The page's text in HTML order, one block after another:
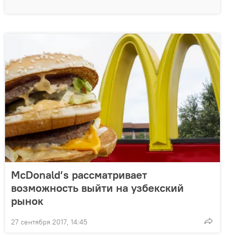
McDonald’s рассматривает
возможность выйти на узбекский
рынок
27 сентября 2017, 14:45